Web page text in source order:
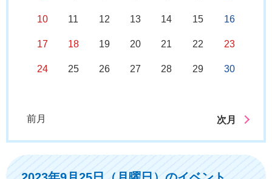
10 11 12 13 14 15 16
17 18 19 20 21 22 23
24 25 26 27 28 29 30
前月 次月